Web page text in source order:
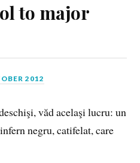
to major
2012
văd acelaşi lucru: un
negru, catifelat, care